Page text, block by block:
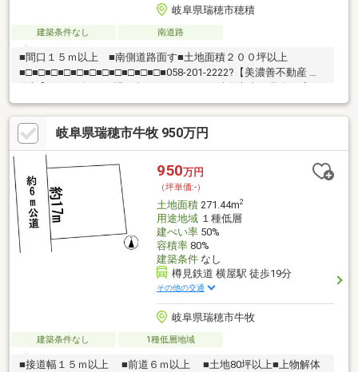
岐阜県瑞穂市穂積
建築条件なし 南道路
■間口１５ｍ以上 ■南側道路面す■土地面積２００坪以上
■□■□■□■□■□■□■□■□■□■□■□■058-201-2222?【美濃善不動産 売
買部】へお気軽にお問い合わせください！岐阜市内で黄色い店
舗・黄色い看板・黄色い車を見かけたことありませんか。私たち
が美濃善不動産です！岐阜を知っている岐阜の不動産エキスパー
ト！土地探しも住まい探しも建築も不動産のことならお任せ下さ
い。■売買保有物件1000件以上！
岐阜県瑞穂市牛牧 950万円
950万円
（坪単価:-）
土地面積271.44m2
用途地域１種低層
建ぺい率50%
容積率80%
建築条件なし
樽見鉄道 横屋駅 徒歩19分
その他の交通
岐阜県瑞穂市牛牧
建築条件なし 1種低層地域
■接道幅１５ｍ以上 ■前道６ｍ以上 ■土地80坪以上■上物解体